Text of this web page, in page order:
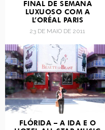
FINAL DE SEMANA
LUXUOSO COM A
L’ORÉAL PARIS
23 DE MAIO DE 2011
FLÓRIDA – A IDA E O